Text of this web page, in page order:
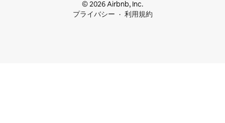
© 2026 Airbnb, Inc.
プライバシー
利用規約